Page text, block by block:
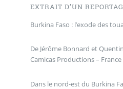
EXTRAIT D’UN
Burkina Faso : l’exode des
De Jérôme Bonnard et Quentin
Camicas Productions – France
Dans le nord-est du Burkina